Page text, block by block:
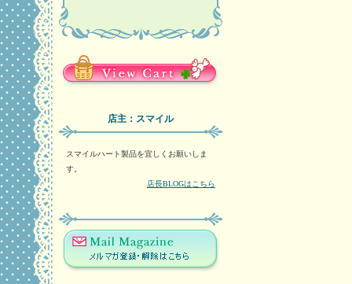
店主：スマイル
スマイルハート製品を宜しくお願いしま
す。
店長BLOGはこちら